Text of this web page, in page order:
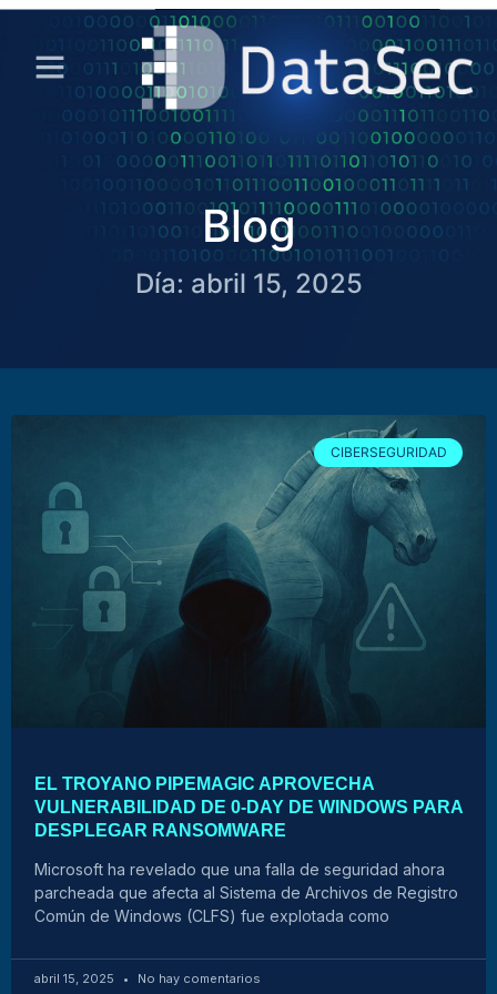
Blog
Día: abril 15, 2025
CIBERSEGURIDAD
EL TROYANO PIPEMAGIC APROVECHA
VULNERABILIDAD DE 0-DAY DE WINDOWS PARA
DESPLEGAR RANSOMWARE
Microsoft ha revelado que una falla de seguridad ahora
parcheada que afecta al Sistema de Archivos de Registro
Común de Windows (CLFS) fue explotada como
abril 15, 2025 No hay comentarios